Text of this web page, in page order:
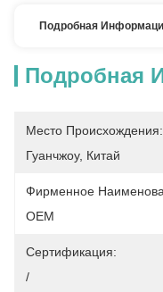
Подробная
Подробная
Место Происхождения:
Гуанчжоу, Китай
Фирменное
OEM
Сертификация:
/